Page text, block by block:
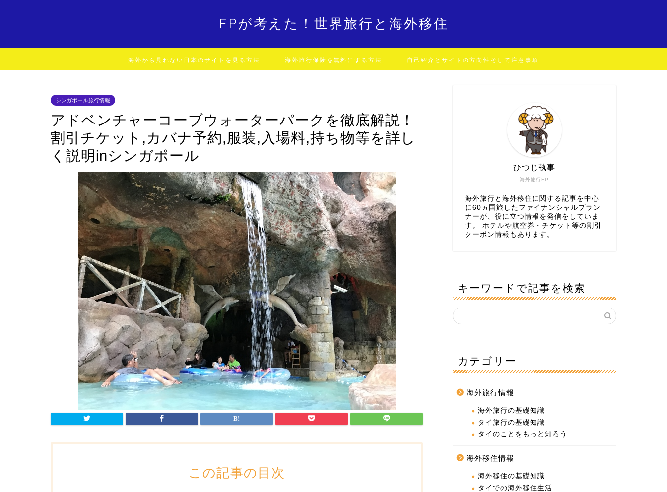
FPが考えた！世界旅行と海外移住
海外から見れない日本のサイトを見る方法 海外旅行保険を無料にする方法 自己紹介とサイトの方向性そして注意事項
シンガポール旅行情報
アドベンチャーコーブウォーターパークを徹底解説！
割引チケット,カバナ予約,服装,入場料,持ち物等を詳し
く説明inシンガポール
この記事の目次
海外旅行FP
ひつじ執事
海外旅行と海外移住に関する記事を中心
に60ヵ国旅したファイナンシャルプラン
ナーが、役に立つ情報を発信をしていま
す。 ホテルや航空券・チケット等の割引
クーポン情報もあります。
キーワードで記事を検索
カテゴリー
海外旅行情報
海外旅行の基礎知識
タイ旅行の基礎知識
タイのことをもっと知ろう
海外移住情報
海外移住の基礎知識
タイでの海外移住生活